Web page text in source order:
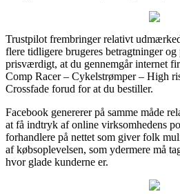
Trustpilot frembringer relativt
flere tidligere brugeres betragtninger og
prisværdigt, at du gennemgår internet
Comp Racer – Cykelstrømper – High
Crossfade forud for at du bestiller.
Facebook genererer på samme måde
at få indtryk af online virksomhedens
forhandlere på nettet som giver folk
af købsoplevelsen, som ydermere må
hvor glade kunderne er.